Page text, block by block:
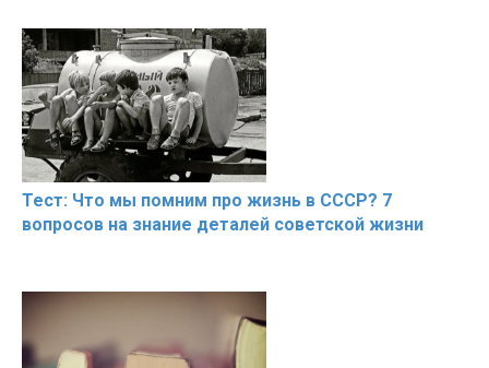
Тест: Что мы помним про жизнь в СССР? 7
вопросов на знание деталей советской жизни